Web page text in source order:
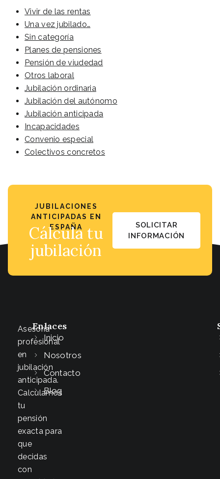
Vivir de las rentas
Una vez jubilado…
Sin categoría
Planes de pensiones
Pensión de viudedad
Otros laboral
Jubilación ordinaria
Jubilación del autónomo
Jubilación anticipada
Incapacidades
Convenio especial
Colectivos concretos
JUBILACIONES
ANTICIPADAS EN
ESPAÑA
Cálcula tu
jubilación
SOLICITAR
INFORMACIÓN
Asesoría
profesional
en
jubilación
anticipada.
Calculamos
tu
pensión
exacta para
que
decidas
con
Enlaces
Inicio
Nosotros
Contacto
Blog